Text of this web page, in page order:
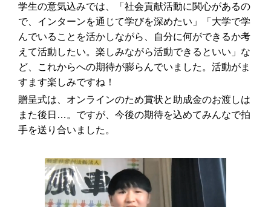
学生の意気込みでは、「社会貢献活動に関心があるの
で、インターンを通じて学びを深めたい」「大学で学
んでいることを活かしながら、自分に何ができるか考
えて活動したい。楽しみながら活動できるといい」な
ど、これからへの期待が膨らんでいました。活動がま
すます楽しみですね！
贈呈式は、オンラインのため賞状と助成金のお渡しは
また後日…。ですが、今後の期待を込めてみんなで拍
手を送り合いました。